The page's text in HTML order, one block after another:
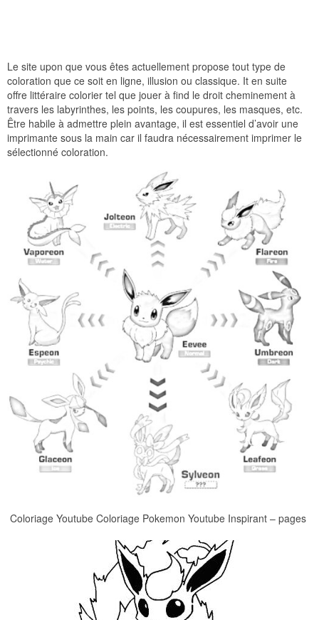
Le site upon que vous êtes actuellement propose tout type de
coloration que ce soit en ligne, illusion ou classique. It en suite
offre littéraire colorier tel que jouer à find le droit cheminement à
travers les labyrinthes, les points, les coupures, les masques, etc.
Être habile à admettre plein avantage, il est essentiel d’avoir une
imprimante sous la main car il faudra nécessairement imprimer le
sélectionné coloration.
Coloriage Youtube Coloriage Pokemon Youtube Inspirant – pages